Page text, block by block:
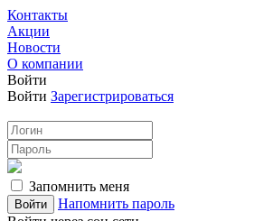
Контакты
Акции
Новости
О компании
Войти
Войти Зарегистрироваться
Запомнить меня
Напомнить пароль